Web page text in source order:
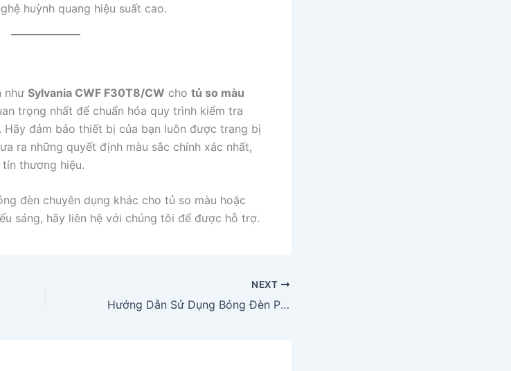
huỳnh quang hiệu suất cao.
nhưSylvania CWF F30T8/CW cho tủ so màu
trọng nhất để chuẩn hóa quy trình kiểm tra
đảm bảo thiết bị của bạn luôn được trang bị
ra những quyết định màu sắc chính xác nhất,
thương hiệu.
đèn chuyên dụng khác cho tủ so màu hoặc
sáng, hãy liên hệ với chúng tôi để được hỗ trợ.
NEXT
Hướng Dẫn Sử Dụng Bóng Đèn Philips TL-D 18W/33-640 Cho Tủ So Màu Tilo Ngành Sơn Và Nội Thất